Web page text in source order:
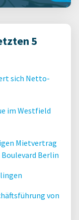
5
sich Netto-
im Westfield
Mietvertrag
Berlin
von